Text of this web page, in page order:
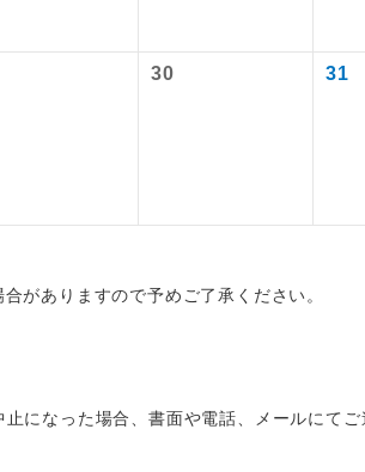
30 31
がありますので予めご了承ください。
になった場合、書面や電話、メールにてご
す。
、お食事の心配はいりませ
の説明をじっくり聞くこと